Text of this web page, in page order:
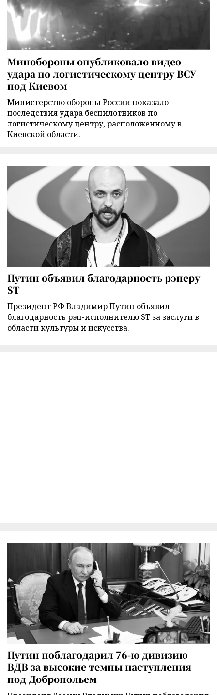
Минобороны опубликовало видео
удара по логистическому центру ВСУ
под Киевом
Министерство обороны России показало
последствия удара беспилотников по
логистическому центру, расположенному в
Киевской области.
Путин объявил благодарность рэперу
ST
Президент РФ Владимир Путин объявил
благодарность рэп-исполнителю ST за заслуги в
области культуры и искусства.
Путин поблагодарил 76-ю дивизию
ВДВ за высокие темпы наступления
под Добропольем